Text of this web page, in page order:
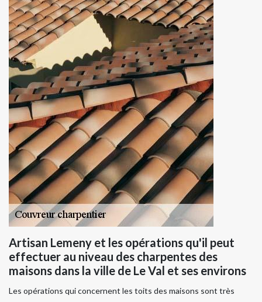
Artisan Lemeny et les opérations qu'il peut
effectuer au niveau des charpentes des
maisons dans la ville de Le Val et ses environs
Les opérations qui concernent les toits des maisons sont très